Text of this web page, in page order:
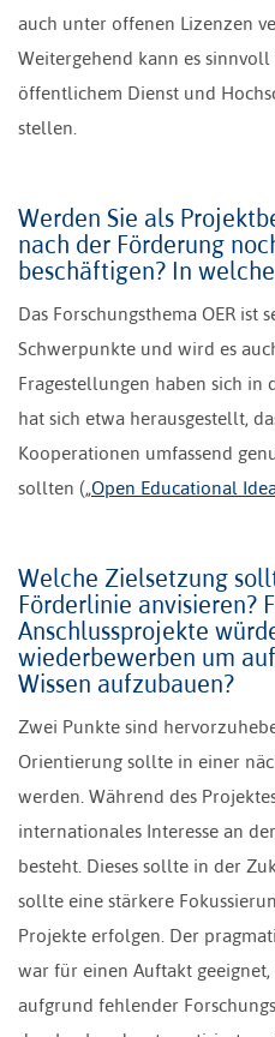
auch unter offenen Lizenzen
Weitergehend kann es sinnvoll
öffentlichem Dienst und
stellen.
Werden Sie als
nach der Förderung
beschäftigen? In
Das Forschungsthema OER ist
Schwerpunkte und wird es
Fragestellungen haben sich in
hat sich etwa herausgestellt,
Kooperationen umfassend
sollten („Open Educational
Welche Zielsetzung
Förderlinie anvisieren?
Anschlussprojekte
wiederbewerben um
Wissen aufzubauen?
Zwei Punkte sind
Orientierung sollte in einer
werden. Während des
internationales Interesse an
besteht. Dieses sollte in der
sollte eine stärkere
Projekte erfolgen. Der
war für einen Auftakt
aufgrund fehlender